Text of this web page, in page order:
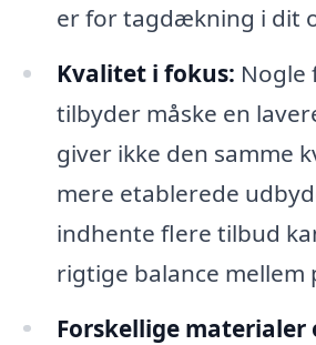
er for tagdækning i dit
Kvalitet i fokus: Nogle
tilbyder måske en
giver ikke den samme
mere etablerede
indhente flere tilbud
rigtige balance mellem
Forskellige materialer